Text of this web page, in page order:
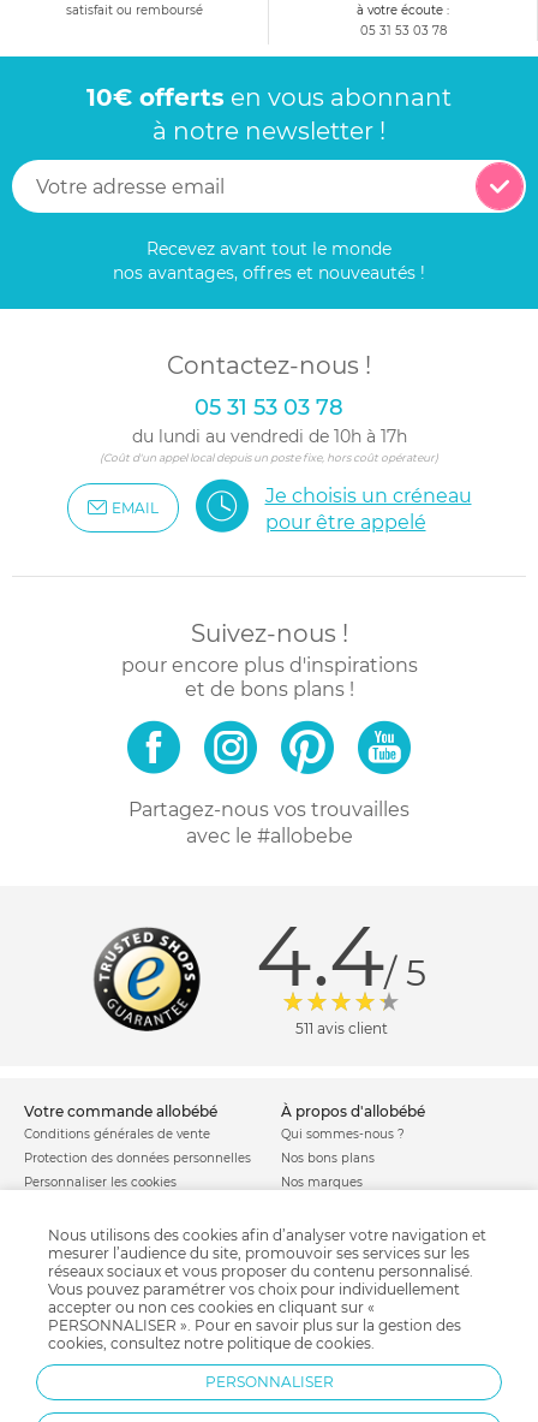
satisfait ou remboursé
à votre écoute :
05 31 53 03 78
10€ offerts en vous abonnant
à notre newsletter !
Recevez avant tout le monde
nos avantages, offres et nouveautés !
Contactez-nous !
05 31 53 03 78
du lundi au vendredi de 10h à 17h
(Coût d'un appel local depuis un poste fixe, hors coût opérateur)
EMAIL
Je choisis un créneau
pour être appelé
Suivez-nous !
pour encore plus d'inspirations
et de bons plans !
Partagez-nous vos trouvailles
avec le #allobebe
4.4/ 5
511 avis client
votre commande allobébé
Conditions générales de vente
Protection des données personnelles
Personnaliser les cookies
Modes de livraison
Moyens de paiement
Garantie stock & produit
Satisfait ou remboursé
à propos d'allobébé
Qui sommes-nous ?
Nos bons plans
Nos marques
Comment se protéger du phishing ?
Soldes allobébé
allobébé vous recommande
Nos labels
Nos licences
les plus d'allobébé
Infos conseils
Jeux concours
Nous utilisons des cookies afin d’analyser votre navigation et
mesurer l’audience du site, promouvoir ses services sur les
réseaux sociaux et vous proposer du contenu personnalisé.
Vous pouvez paramétrer vos choix pour individuellement
accepter ou non ces cookies en cliquant sur «
PERSONNALISER ». Pour en savoir plus sur la gestion des
cookies, consultez notre politique de cookies.
PERSONNALISER